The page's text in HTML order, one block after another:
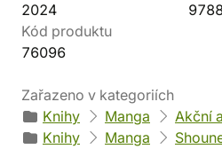
2024
Kód produktu
76096
Zařazeno v kategoriích
Knihy
Manga
Akční
Knihy
Manga